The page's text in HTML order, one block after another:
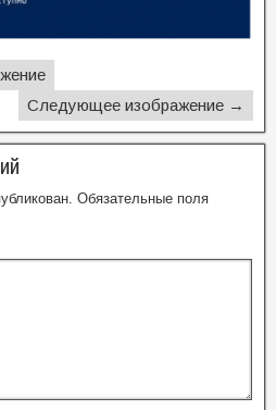
Следующее изображение →
Обязательные поля